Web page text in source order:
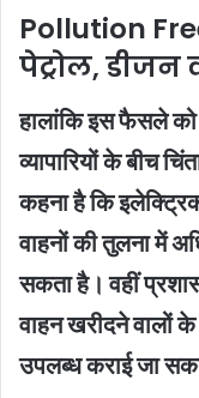
Pollution
पेट्रोल, डीजन
हालांकि इस फैसले
व्यापारियों के बीच
कहना है कि
वाहनों की तुलना में
सकता है। वहीं
वाहन खरीदने वालों
उपलब्ध कराई जा